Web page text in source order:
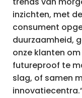
inzichten, met
consument
duurzaamheid,
onze klanten
futureproof te
slag, of samen